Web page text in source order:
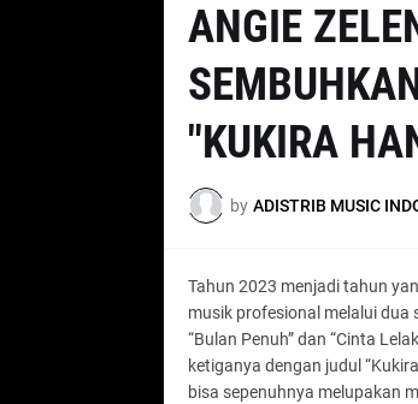
ANGIE
"KUKIRA
by ADISTRIB MUSIC
Tahun 2023 menjadi tahun
musik profesional melalui dua
“Bulan Penuh” dan “Cinta
ketiganya dengan judul
bisa sepenuhnya melupakan